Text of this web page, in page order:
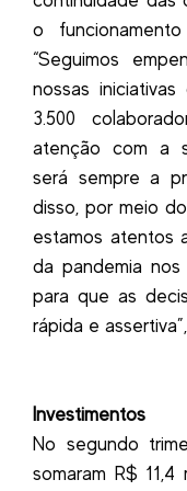
o
“Seguimos
nossas
3.500
atenção com a
será sempre a
disso, por meio
estamos atentos
da pandemia
para que as
rápida e
Investimentos
No segundo
somaram R$